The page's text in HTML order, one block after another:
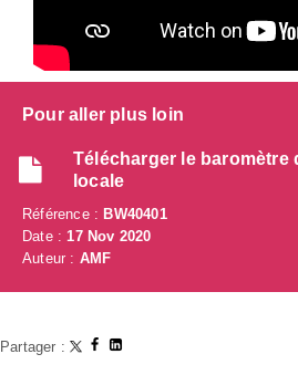
Pour aller plus loin
Télécharger le baromètre
locale
Référence :BW40401
Date : 17 Nov 2020
Auteur : AMF
Partager :